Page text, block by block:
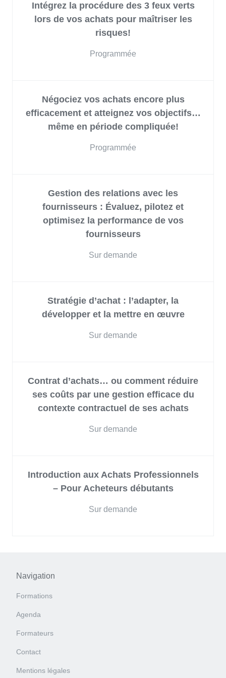
Intégrez la procédure des 3 feux verts
lors de vos achats pour maîtriser les
risques!
Programmée
Négociez vos achats encore plus
efficacement et atteignez vos objectifs…
même en période compliquée!
Programmée
Gestion des relations avec les
fournisseurs : Évaluez, pilotez et
optimisez la performance de vos
fournisseurs
Sur demande
Stratégie d’achat : l’adapter, la
développer et la mettre en œuvre
Sur demande
Contrat d’achats… ou comment réduire
ses coûts par une gestion efficace du
contexte contractuel de ses achats
Sur demande
Introduction aux Achats Professionnels
– Pour Acheteurs débutants
Sur demande
Navigation
Formations
Agenda
Formateurs
Contact
Mentions légales